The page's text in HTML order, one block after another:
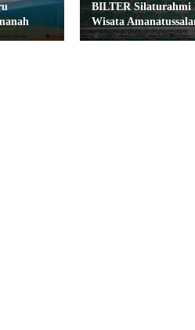
BILTER Silaturahmi
Wisata